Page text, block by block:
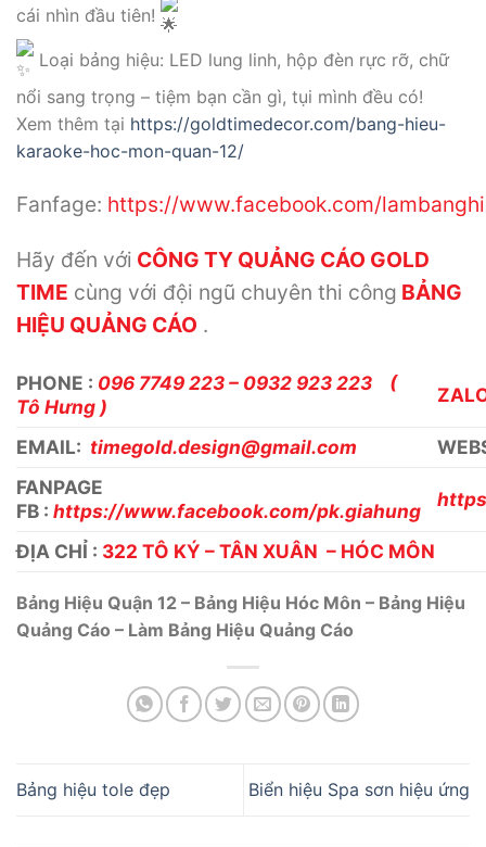
cái nhìn đầu tiên!
Loại bảng hiệu: LED lung linh, hộp đèn rực rỡ, chữ
nổi sang trọng – tiệm bạn cần gì, tụi mình đều có!
Xem thêm tại https://goldtimedecor.com/bang-hieu-
karaoke-hoc-mon-quan-12/
Fanfage: https://www.facebook.com/
Hãy đến với CÔNG TY QUẢNG CÁO GOLD
TIME cùng với đội ngũ chuyên thi công BẢNG
HIỆU QUẢNG CÁO .
PHONE : 096 7749 223 – 0932 923 223 (
Tô Hưng )
EMAIL: timegold.design@gmail.com
FANPAGE
FB : https://www.facebook.com/pk.giahung
ĐỊA CHỈ : 322 TÔ KÝ – TÂN XUÂN – HÓC MÔN
Bảng Hiệu Quận 12 – Bảng Hiệu Hóc Môn – Bảng Hiệu
Quảng Cáo – Làm Bảng Hiệu Quảng Cáo
Bảng hiệu tole đẹp Biển hiệu Spa sơn hiệu ứng